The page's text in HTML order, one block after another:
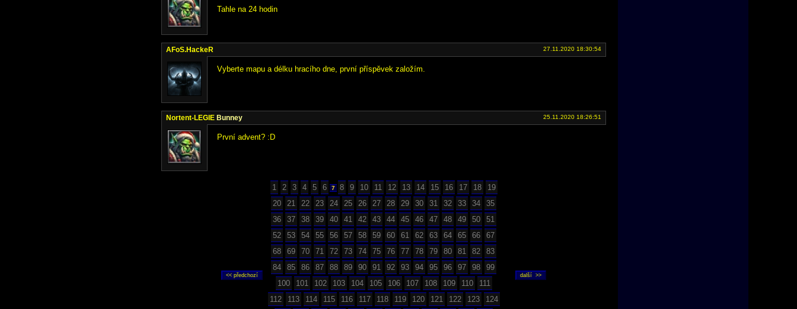
Tahle na 24 hodin
AFoS.HackeR 27.11.2020 18:30:54
Vyberte mapu a délku hracího dne, první příspěvek založím.
Nortent-LEGIE Bunney 25.11.2020 18:26:51
První advent? :D
1 2 3 4 5 6 7 8 9 10 11 12 13 14 15 16 17 18
19
20
21 22 23 24 25 26 27 28 29 30 31 32 33 34
35
36
37 38 39 40 41 42 43 44 45 46 47 48 49 50
51
52
53 54 55 56 57 58 59 60 61 62 63 64 65 66
67
68
69 70 71 72 73 74 75 76 77 78 79 80 81 82
83
84
85 86 87 88 89 90 91 92 93 94 95 96 97 98
99
100
101 102 103 104 105 106 107 108 109 110
111
112
113 114 115 116 117 118 119 120 121 122 123 124